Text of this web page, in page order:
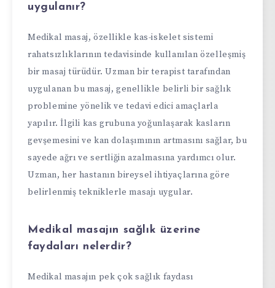
uygulanır?
Medikal masaj, özellikle kas-iskelet sistemi
rahatsızlıklarının tedavisinde kullanılan özelleşmiş
bir masaj türüdür. Uzman bir terapist tarafından
uygulanan bu masaj, genellikle belirli bir sağlık
problemine yönelik ve tedavi edici amaçlarla
yapılır. İlgili kas grubuna yoğunlaşarak kasların
gevşemesini ve kan dolaşımının artmasını sağlar, bu
sayede ağrı ve sertliğin azalmasına yardımcı olur.
Uzman, her hastanın bireysel ihtiyaçlarına göre
belirlenmiş tekniklerle masajı uygular.
Medikal masajın sağlık üzerine
faydaları nelerdir?
Medikal masajın pek çok sağlık faydası